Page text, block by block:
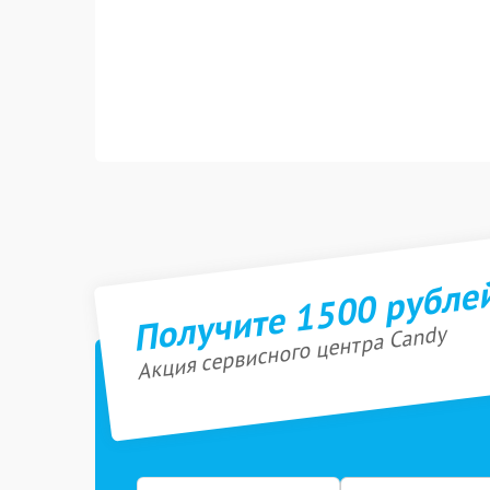
Получите 1500
Акция сервисного центра Candy